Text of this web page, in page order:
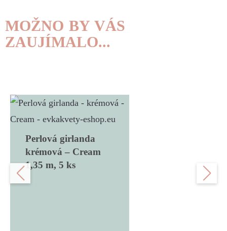
MOŽNO BY VÁS
ZAUJÍMALO...
Perlová girlanda
krémová – Cream
1,35 m, 5 ks